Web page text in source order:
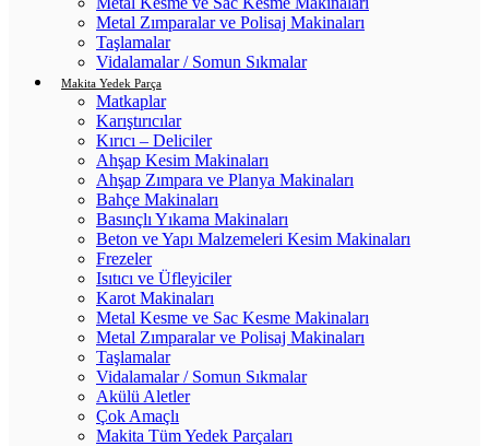
Metal Zımparalar ve Polisaj Makinaları
Taşlamalar
Vidalamalar / Somun Sıkmalar
Makita Yedek Parça
Matkaplar
Karıştırıcılar
Kırıcı – Deliciler
Ahşap Kesim Makinaları
Ahşap Zımpara ve Planya Makinaları
Bahçe Makinaları
Basınçlı Yıkama Makinaları
Beton ve Yapı Malzemeleri Kesim Makinaları
Frezeler
Isıtıcı ve Üfleyiciler
Karot Makinaları
Metal Kesme ve Sac Kesme Makinaları
Metal Zımparalar ve Polisaj Makinaları
Taşlamalar
Vidalamalar / Somun Sıkmalar
Akülü Aletler
Çok Amaçlı
Makita Tüm Yedek Parçaları